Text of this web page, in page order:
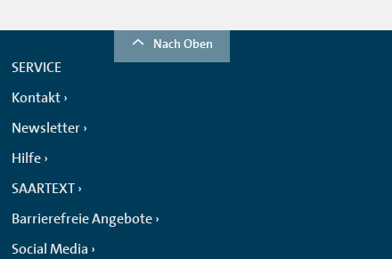
Nach Oben
SERVICE
Kontakt
Newsletter
Hilfe
SAARTEXT
Barrierefreie Angebote
Social Media